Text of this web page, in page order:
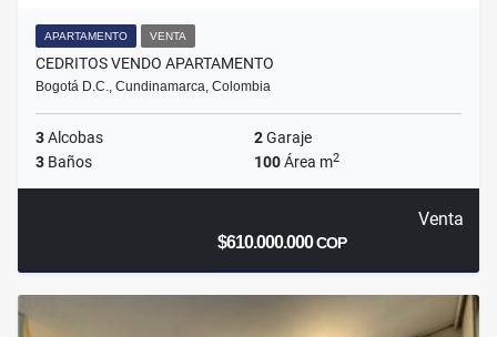
APARTAMENTO VENTA
CEDRITOS VENDO APARTAMENTO
Bogotá D.C., Cundinamarca, Colombia
3Alcobas 2Garaje
3 Baños 100Área m2
Venta
$610.000.000COP